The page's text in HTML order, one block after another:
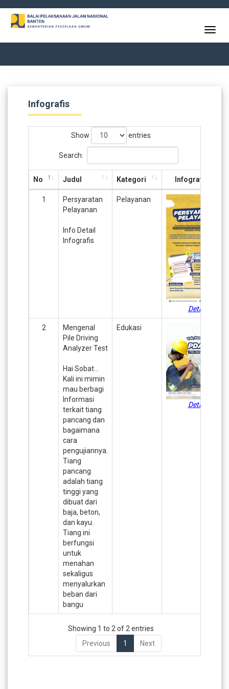
Infografis
Show entries
Search:
No Judul Kategori Infografis
1
Persyaratan
Pelayanan
Info Detail
Infografis
Pelayanan
Detail
2
Mengenal
Pile Driving
Analyzer Test
Hai Sobat…
Kali ini mimin
mau berbagi
Informasi
terkait tiang
pancang dan
bagaimana
cara
pengujiannya.
Tiang
pancang
adalah tiang
tinggi yang
dibuat dari
baja, beton,
dan kayu.
Tiang ini
berfungsi
untuk
menahan
sekaligus
menyalurkan
beban dari
bangu
Edukasi
Detail
Showing 1 to 2 of 2 entries
Previous
1 Next